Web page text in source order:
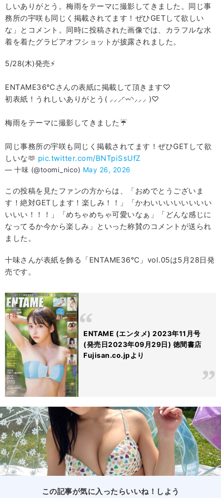
しいありがとう。梅雨をテーマに撮影してきました。同じ事
務所の宇咲も同じく掲載されてます！ぜひGETして欲しい
な」とコメント。同時に投稿された画像では、カラフルな水
着を着たグラビアオフショットが披露されました。
5/28(木)発売⚡️
ENTAME36℃さんの表紙に掲載して頂きます♡
初表紙！うれしいありがとう( ⸝⸝⸝◜𖥦◝⸝⸝⸝ )♡
梅雨をテーマに撮影してきました☔️
同じ事務所の宇咲も同じく掲載されてます！ぜひGETして欲
しいな🫶 pic.twitter.com/BNTpiSsUfZ
— 十味 (@toomi_nico) May 26, 2026
この投稿を見たファンの方からは、「おめでとうございま
す！絶対GETします！楽しみ！！」「かわいいいいいいいい
いいい！！！」「めちゃめちゃ可愛いなぁ」「どんな感じに
なってるか今から楽しみ」といった称賛のコメントが送られ
ました。
十味さんが表紙を飾る「ENTAME36℃」voⅼ.05は5月28日発
売です。
ENTAME (エンタメ) 2023年11月号
(発売日2023年09月29日) 徳間書店
Fujisan.co.jpより
この記事が気に入ったらいいね！しよう